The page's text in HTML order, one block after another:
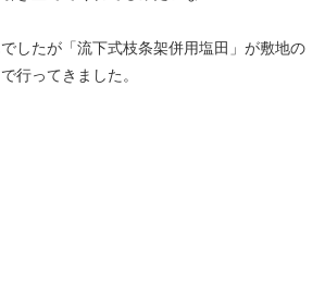
したが「流下式枝条架併用塩田」が敷地の
行ってきました。